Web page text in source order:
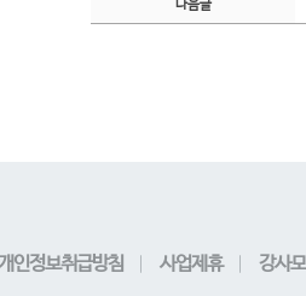
다음글
인정보취급방침 사업제휴 강사